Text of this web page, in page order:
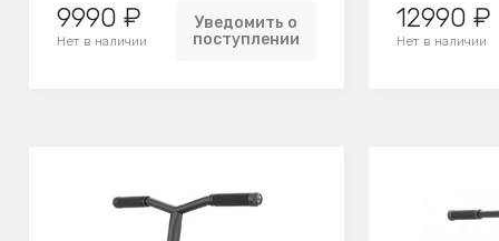
9990 ₽
Нет в наличии
Уведомить о
поступлении
12990 ₽
Нет в наличии